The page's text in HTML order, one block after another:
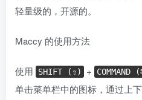
轻量级的，开源的。
Maccy 的使用方法
使用 SHIFT (⇧) + COMMAND
单击菜单栏中的图标，通过上